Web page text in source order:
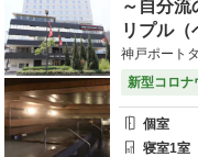
～自分
リプル（
神戸ポート
新型コロナ
個室
寝室1室